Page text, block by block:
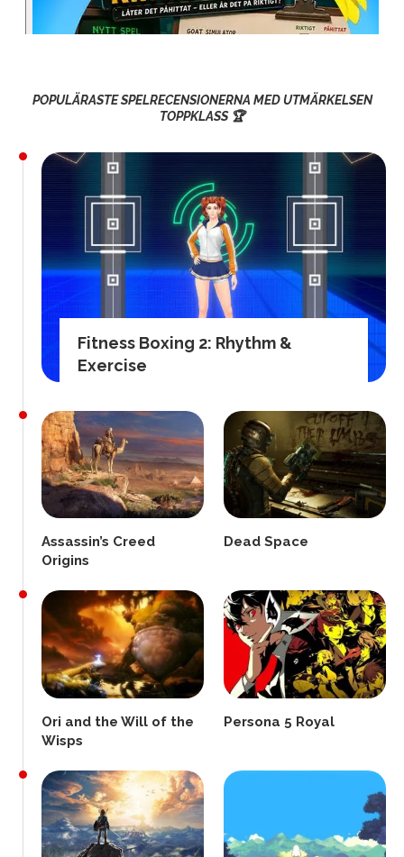
POPULÄRASTE SPELRECENSIONERNA MED UTMÄRKELSEN
TOPPKLASS 🏆
Fitness Boxing 2: Rhythm &
Exercise
Assassin’s Creed
Origins
Dead Space
Ori and the Will of the
Wisps
Persona 5 Royal